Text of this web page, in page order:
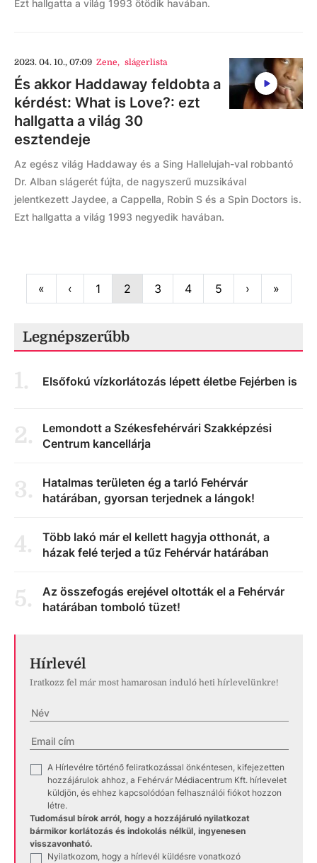
Ezt hallgatta a világ 1993 ötödik havában.
2023. 04. 10., 07:09 Zene, slágerlista
És akkor Haddaway feldobta a
kérdést: What is Love?: ezt
hallgatta a világ 30
esztendeje
Az egész világ Haddaway és a Sing Hallelujah-val robbantó
Dr. Alban slágerét fújta, de nagyszerű muzsikával
jelentkezett Jaydee, a Cappella, Robin S és a Spin Doctors is.
Ezt hallgatta a világ 1993 negyedik havában.
«First ‹Previous
1 2 3 4 5 ›Next»Last
Legnépszerűbb
1. Elsőfokú vízkorlátozás lépett életbe Fejérben is
2.
Lemondott a Székesfehérvári Szakképzési
Centrum kancellárja
3.
Hatalmas területen ég a tarló Fehérvár
határában, gyorsan terjednek a lángok!
4.
Több lakó már el kellett hagyja otthonát, a
házak felé terjed a tűz Fehérvár határában
5.
Az összefogás erejével oltották el a Fehérvár
határában tomboló tüzet!
Hírlevél
Iratkozz fel már most hamarosan induló heti hírlevelünkre!
A Hírlevélre történő feliratkozással önkéntesen, kifejezetten
hozzájárulok ahhoz, a Fehérvár Médiacentrum Kft. hírlevelet
küldjön, és ehhez kapcsolódóan felhasználói fiókot hozzon
létre.
Tudomásul bírok arról, hogy a hozzájáruló nyilatkozat
bármikor korlátozás és indokolás nélkül, ingyenesen
visszavonható.
Nyilatkozom, hogy a hírlevél küldésre vonatkozó